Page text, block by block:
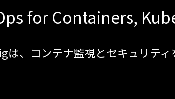
for Containers,
は、コンテナ監視とセキュリティ